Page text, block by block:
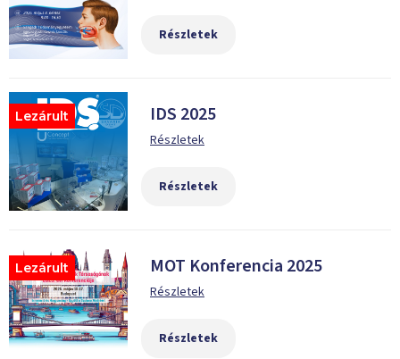
Részletek
Lezárult IDS 2025
Részletek
Részletek
Lezárult MOT Konferencia 2025
Részletek
Részletek